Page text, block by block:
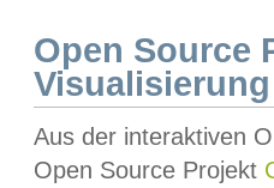
Open Source
Visualisierung
Aus der interaktiven
Open Source Projekt